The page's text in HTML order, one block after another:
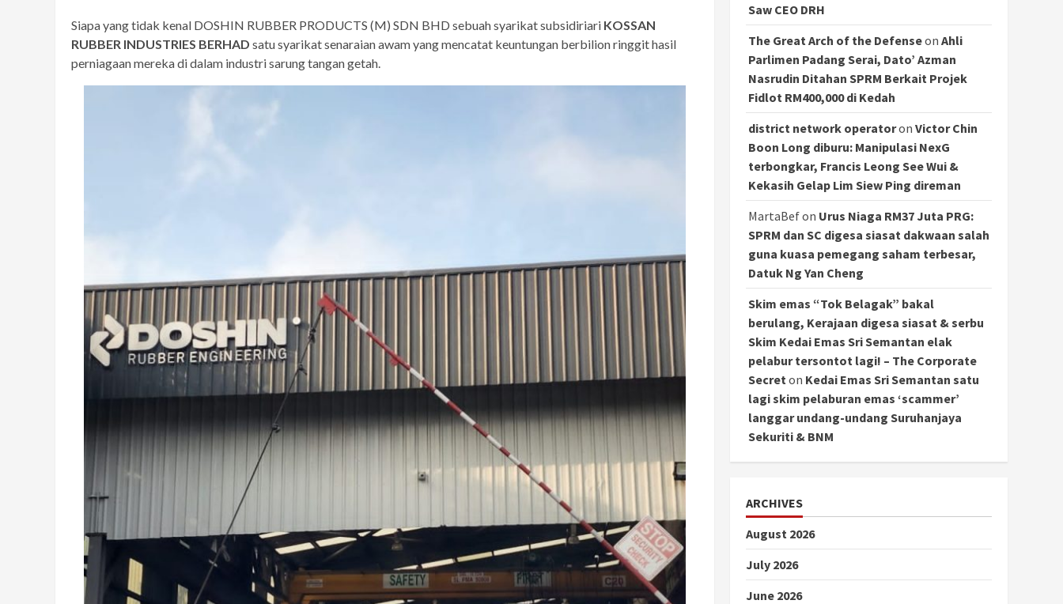
Siapa yang tidak kenal DOSHIN RUBBER PRODUCTS (M) SDN BHD sebuah syarikat subsidiriari KOSSAN
RUBBER INDUSTRIES BERHAD satu syarikat senaraian awam yang mencatat keuntungan berbilion ringgit hasil
perniagaan mereka di dalam industri sarung tangan getah.
Saw CEO DRH
The Great Arch of the Defenseon Ahli
Parlimen Padang Serai, Dato’ Azman
Nasrudin Ditahan SPRM Berkait Projek
Fidlot RM400,000 di Kedah
district network operatoron Victor Chin
Boon Long diburu: Manipulasi NexG
terbongkar, Francis Leong See Wui &
Kekasih Gelap Lim Siew Ping direman
MartaBefon Urus Niaga RM37 Juta PRG:
SPRM dan SC digesa siasat dakwaan salah
guna kuasa pemegang saham terbesar,
Datuk Ng Yan Cheng
Skim emas “Tok Belagak” bakal
berulang, Kerajaan digesa siasat & serbu
Skim Kedai Emas Sri Semantan elak
pelabur tersontot lagi! – The Corporate
Secret on Kedai Emas Sri Semantan satu
lagi skim pelaburan emas ‘scammer’
langgar undang-undang Suruhanjaya
Sekuriti & BNM
ARCHIVES
August 2026
July 2026
June 2026